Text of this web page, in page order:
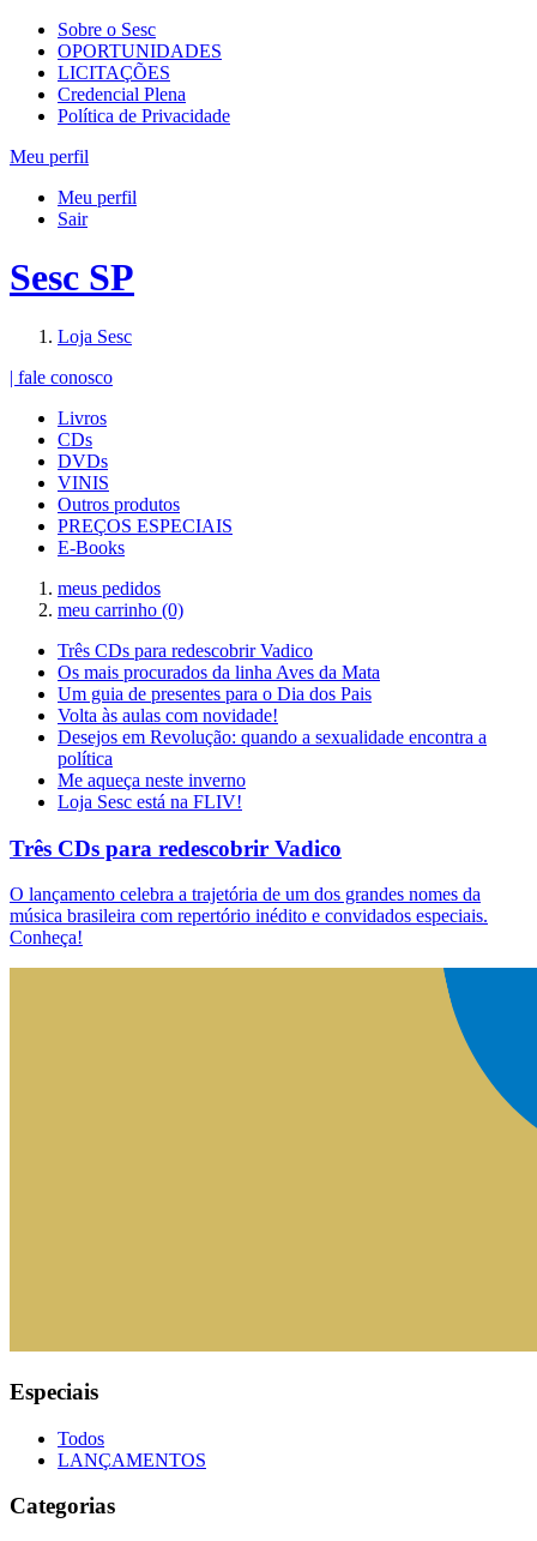
Sobre o Sesc
OPORTUNIDADES
LICITAÇÕES
Credencial Plena
Política de Privacidade
Meu perfil
Meu perfil
Sair
Sesc SP
Loja Sesc
| fale conosco
Livros
CDs
DVDs
VINIS
Outros produtos
PREÇOS ESPECIAIS
E-Books
meus pedidos
meu carrinho (0)
Três CDs para redescobrir Vadico
Os mais procurados da linha Aves da Mata
Um guia de presentes para o Dia dos Pais
Volta às aulas com novidade!
Desejos em Revolução: quando a sexualidade encontra a
política
Me aqueça neste inverno
Loja Sesc está na FLIV!
Três CDs para redescobrir Vadico
O lançamento celebra a trajetória de um dos grandes nomes da
música brasileira com repertório inédito e convidados especiais.
Conheça!
Especiais
Todos
LANÇAMENTOS
Categorias